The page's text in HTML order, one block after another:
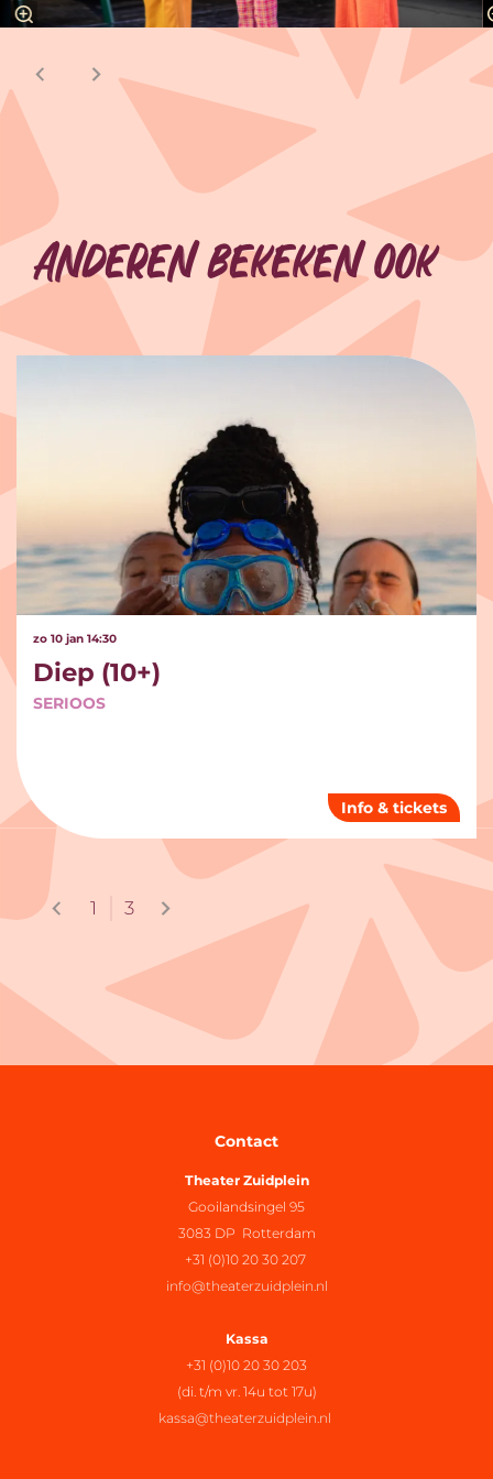
Anderen bekeken ook
Overslaan
Diep (10+)
SERIOOS
zo 10 jan 14:30
Info & tickets
1 3
Contact
Theater Zuidplein
Gooilandsingel 95
3083 DP Rotterdam
+31 (0)10 20 30 207
info@theaterzuidplein.nl
Kassa
+31 (0)10 20 30 203
(di. t/m vr. 14u tot 17u)
kassa@theaterzuidplein.nl